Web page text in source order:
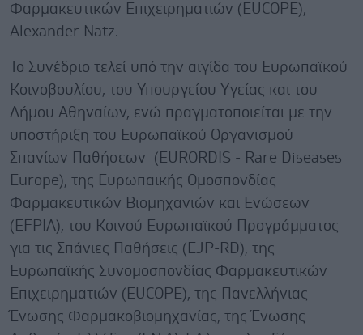
Φαρμακευτικών Επιχειρηματιών (EUCOPE),
Alexander Natz.
Το Συνέδριο τελεί υπό την αιγίδα του Ευρωπαϊκού
Κοινοβουλίου, του Υπουργείου Υγείας και του
Δήμου Αθηναίων, ενώ πραγματοποιείται με την
υποστήριξη του Ευρωπαϊκού Οργανισμού
Σπανίων Παθήσεων (EURORDIS - Rare Diseases
Europe), της Ευρωπαϊκής Ομοσπονδίας
Φαρμακευτικών Βιομηχανιών και Ενώσεων
(EFPIA), του Κοινού Ευρωπαϊκού Προγράμματος
για τις Σπάνιες Παθήσεις (EJP-RD), της
Ευρωπαϊκής Συνομοσπονδίας Φαρμακευτικών
Επιχειρηματιών (EUCOPE), της Πανελλήνιας
Ένωσης Φαρμακοβιομηχανίας, της Ένωσης